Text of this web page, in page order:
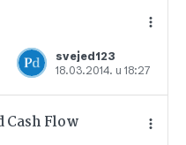
svejed123
18.03.2014. u 18:27
Dodajte u favorite
Cash Flow